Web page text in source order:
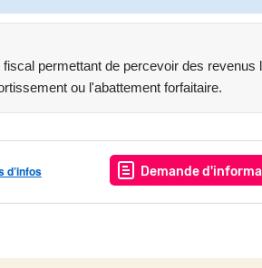
permettant de percevoir des revenus
ou l'abattement forfaitaire.
d’infos Demande